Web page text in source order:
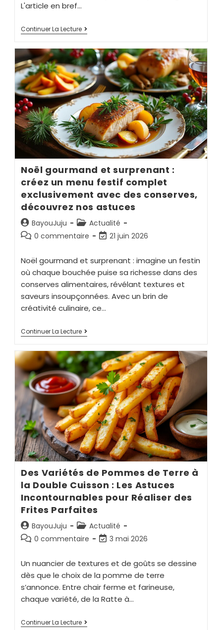
L'article en bref…
Continuer La Lecture
Noël gourmand et surprenant :
créez un menu festif complet
exclusivement avec des conserves,
découvrez nos astuces
BayouJuju
Actualité
0 commentaire
21 juin 2026
Noël gourmand et surprenant : imagine un festin
où chaque bouchée puise sa richesse dans des
conserves alimentaires, révélant textures et
saveurs insoupçonnées. Avec un brin de
créativité culinaire, ce…
Continuer La Lecture
Des Variétés de Pommes de Terre à
la Double Cuisson : Les Astuces
Incontournables pour Réaliser des
Frites Parfaites
BayouJuju
Actualité
0 commentaire
3 mai 2026
Un nuancier de textures et de goûts se dessine
dès que le choix de la pomme de terre
s’annonce. Entre chair ferme et farineuse,
chaque variété, de la Ratte à…
Continuer La Lecture